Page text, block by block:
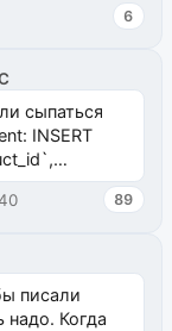
6
сыпаться
INSERT
89
писали
надо. Когда